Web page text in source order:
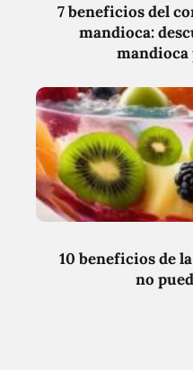
7 beneficios del
mandioca:
mandioca
10 beneficios de
no